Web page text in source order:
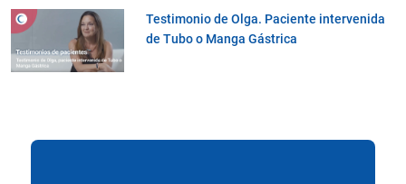
Testimonio de Olga. Paciente intervenida
de Tubo o Manga Gástrica